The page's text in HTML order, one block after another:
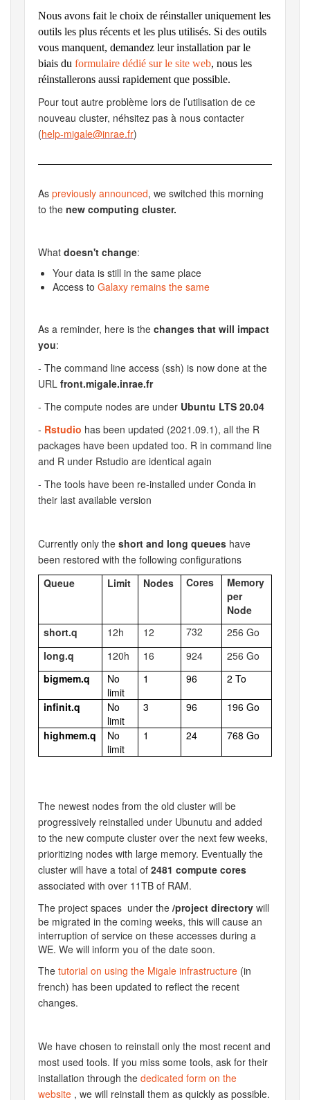
Nous avons fait le choix de réinstaller uniquement les
outils les plus récents et les plus utilisés. Si des outils
vous manquent, demandez leur installation par le
biais du formulaire dédié sur le site web, nous les
réinstallerons aussi rapidement que possible.
Pour tout autre problème lors de l’utilisation de ce
nouveau cluster, néhsitez pas à nous contacter
(help-migale@inrae.fr)
As previously announced, we switched this morning
to the new computing cluster.
What doesn't change:
Your data is still in the same place
Access to Galaxy remains the same
As a reminder, here is the changes that will impact
you:
- The command line access (ssh) is now done at the
URL front.migale.inrae.fr
- The compute nodes are under Ubuntu LTS 20.04
- Rstudio has been updated (2021.09.1), all the R
packages have been updated too. R in command line
and R under Rstudio are identical again
- The tools have been re-installed under Conda in
their last available version
Currently only the short and long queues have
been restored with the following configurations
Queue
Limit Nodes Cores
Memory
per
Node
short.q
12h 12 732
256 Go
long.q
120h 16 924
256 Go
bigmem.q
No
limit
1 96 2 To
infinit.q
No
limit
3 96 196 Go
highmem.q
No
limit
1 24 768 Go
The newest nodes from the old cluster will be
progressively reinstalled under Ubunutu and added
to the new compute cluster over the next few weeks,
prioritizing nodes with large memory. Eventually the
cluster will have a total of 2481 compute cores
associated with over 11TB of RAM.
The project spaces under the /project directory will
be migrated in the coming weeks, this will cause an
interruption of service on these accesses during a
WE. We will inform you of the date soon.
The tutorial on using the Migale infrastructure (in
french) has been updated to reflect the recent
changes.
We have chosen to reinstall only the most recent and
most used tools. If you miss some tools, ask for their
installation through the dedicated form on the
website , we will reinstall them as quickly as possible.